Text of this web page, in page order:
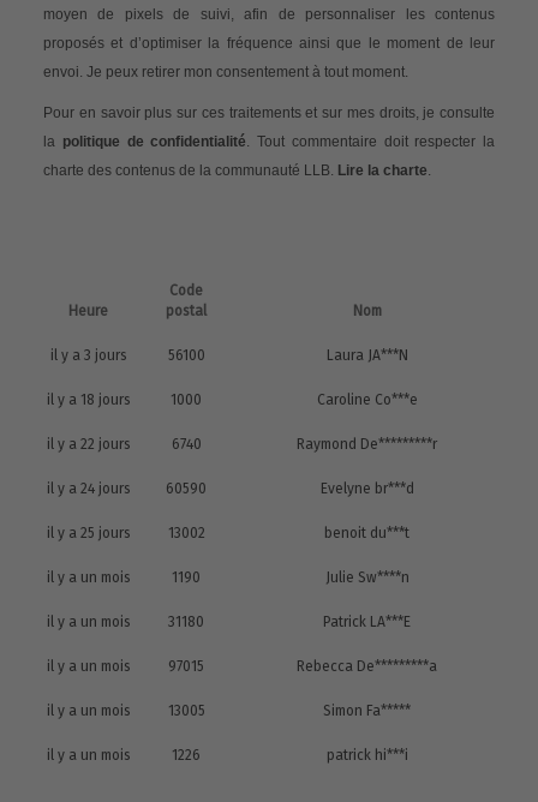
moyen de pixels de suivi, afin de personnaliser les contenus
proposés et d’optimiser la fréquence ainsi que le moment de leur
envoi. Je peux retirer mon consentement à tout moment.
Pour en savoir plus sur ces traitements et sur mes droits, je consulte
la politique de confidentialité. Tout commentaire doit respecter la
charte des contenus de la communauté LLB. Lire la charte.
Heure
Code
postal
Nom
il y a 3 jours 56100 Laura JA***N
il y a 18 jours 1000 Caroline Co***e
il y a 22 jours 6740 Raymond De*********r
il y a 24 jours 60590 Evelyne br***d
il y a 25 jours 13002 benoit du***t
il y a un mois 1190 Julie Sw****n
il y a un mois 31180 Patrick LA***E
il y a un mois 97015 Rebecca De*********a
il y a un mois 13005 Simon Fa*****
il y a un mois 1226 patrick hi***i